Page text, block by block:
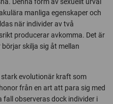
manliga egenskaper och
när individer av två
producerar avkomma. Det är
skilja sig åt mellan
evolutionär kraft som
från en art att para sig med
observeras dock individer i